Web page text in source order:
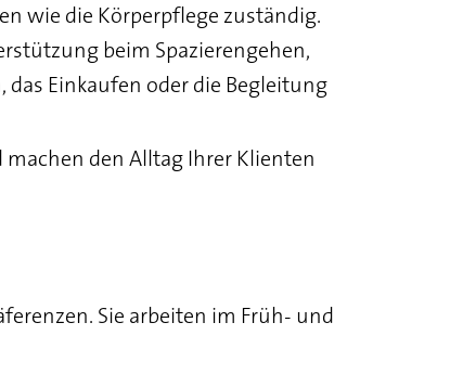
wie die Körperpflege zuständig.
beim Spazierengehen,
Einkaufen oder die Begleitung
den Alltag Ihrer Klienten
Sie arbeiten im Früh- und